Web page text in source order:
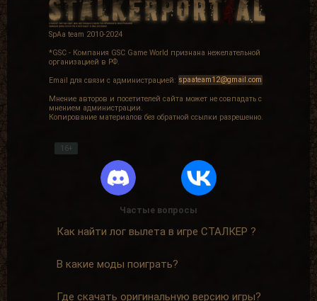
SpAa team 2010-2024
*GSC - Компания GSC Game World признана нежелательной
организацией в РФ.
Email для связи с администрацией: spaateam12@gmail.com
Мнение авторов и посетителей сайта может не совпадать с
мнением администрации.
Копирование материалов без обратной ссылки разрешенно.
16+
Частые вопросы
Как найти лог вылета в игре СТАЛКЕР ?
В какие моды поиграть?
Где скачать оригинальную версию игры?